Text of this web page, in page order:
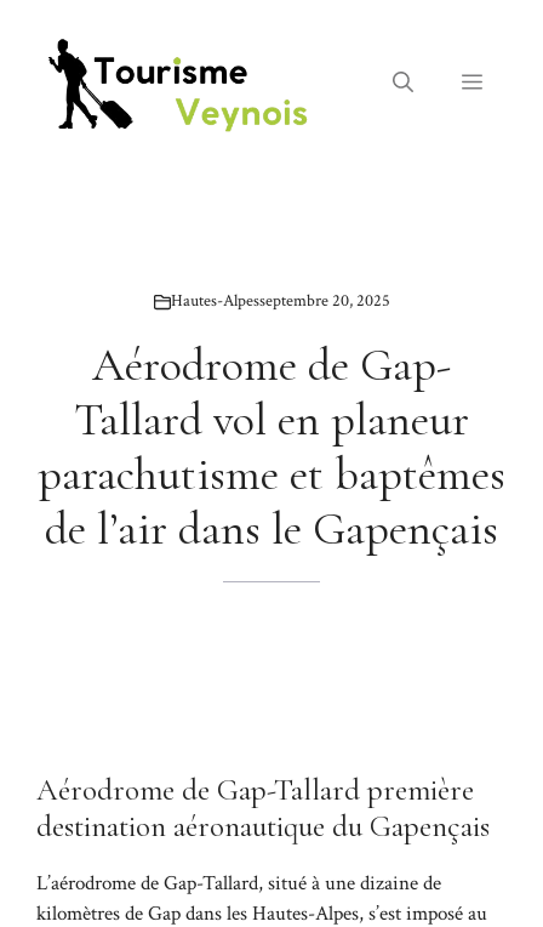
contenu
Menu
Hautes-Alpesseptembre 20, 2025
Aérodrome de Gap-
Tallard vol en planeur
parachutisme et baptêmes
de l’air dans le Gapençais
Aérodrome de Gap-Tallard première
destination aéronautique du Gapençais
L’aérodrome de Gap-Tallard, situé à une dizaine de
kilomètres de Gap dans les Hautes-Alpes, s’est imposé au